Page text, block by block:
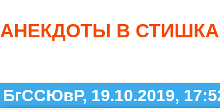
АНЕКДОТЫ В
БгССЮвР, 19.10.2019,